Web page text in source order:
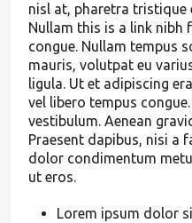
nisl at, pharetra tristique
Nullam this is a link nibh
congue. Nullam tempus
mauris, volutpat eu
ligula. Ut et adipiscing
vel libero tempus
vestibulum. Aenean
Praesent dapibus, nisi a
dolor condimentum
ut eros.
Lorem ipsum dolor